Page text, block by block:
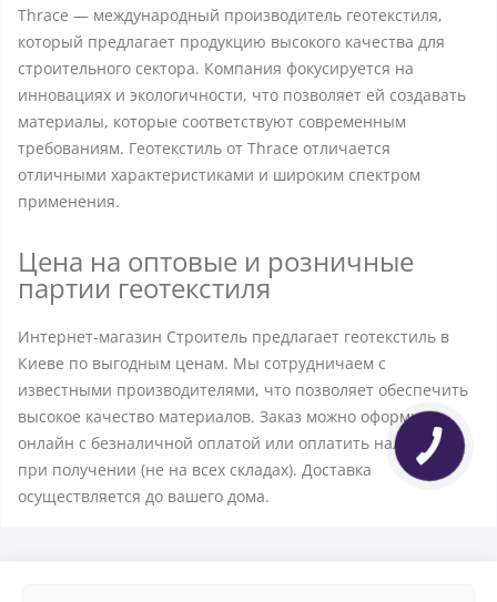
Thrace — международный производитель геотекстиля,
который предлагает продукцию высокого качества для
строительного сектора. Компания фокусируется на
инновациях и экологичности, что позволяет ей создавать
материалы, которые соответствуют современным
требованиям. Геотекстиль от Thrace отличается
отличными характеристиками и широким спектром
применения.
Цена на оптовые и розничные
партии геотекстиля
Интернет-магазин Строитель предлагает геотекстиль в
Киеве по выгодным ценам. Мы сотрудничаем с
известными производителями, что позволяет обеспечить
высокое качество материалов. Заказ можно оформить
онлайн с безналичной оплатой или оплатить наличными
при получении (не на всех складах). Доставка
осуществляется до вашего дома.